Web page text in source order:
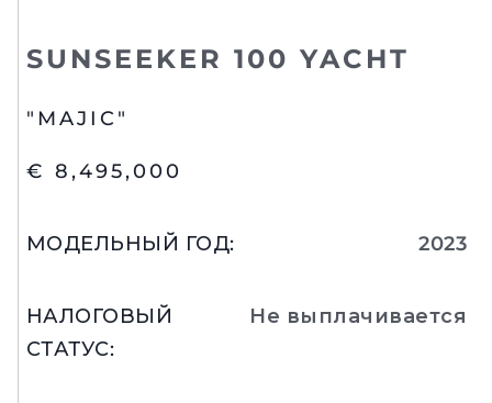
SUNSEEKER 100 YACHT
"MAJIC"
€ 8,495,000
МОДЕЛЬНЫЙ ГОД: 2023
НАЛОГОВЫЙ
СТАТУС:
Не выплачивается